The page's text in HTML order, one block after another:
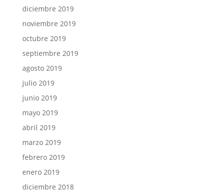
diciembre 2019
noviembre 2019
octubre 2019
septiembre 2019
agosto 2019
julio 2019
junio 2019
mayo 2019
abril 2019
marzo 2019
febrero 2019
enero 2019
diciembre 2018